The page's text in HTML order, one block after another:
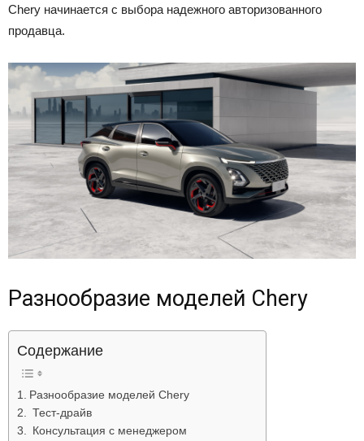
Chery начинается с выбора надежного авторизованного
продавца.
Разнообразие моделей Chery
Содержание
Разнообразие моделей Chery
Тест-драйв
Консультация с менеджером